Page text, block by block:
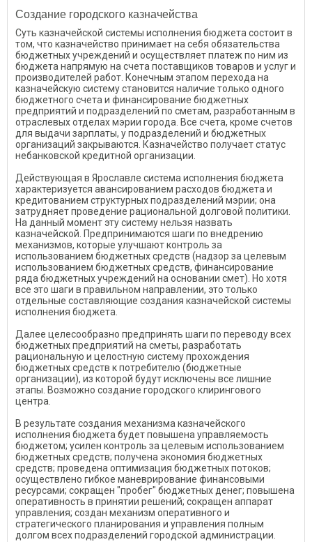
Создание городского казначейства
Суть казначейской системы исполнения бюджета состоит в
том, что казначейство принимает на себя обязательства
бюджетных учреждений и осуществляет платеж по ним из
бюджета напрямую на счета поставщиков товаров и услуг и
производителей работ. Конечным этапом перехода на
казначейскую систему становится наличие только одного
бюджетного счета и финансирование бюджетных
предприятий и подразделений по сметам, разработанным в
отраслевых отделах мэрии города. Все счета, кроме счетов
для выдачи зарплаты, у подразделений и бюджетных
организаций закрываются. Казначейство получает статус
небанковской кредитной организации.
Действующая в Ярославле система исполнения бюджета
характеризуется авансированием расходов бюджета и
кредитованием структурных подразделений мэрии; она
затрудняет проведение рациональной долговой политики.
На данный момент эту систему нельзя назвать
казначейской. Предпринимаются шаги по внедрению
механизмов, которые улучшают контроль за
использованием бюджетных средств (надзор за целевым
использованием бюджетных средств, финансирование
ряда бюджетных учреждений на основании смет). Но хотя
все это шаги в правильном направлении, это только
отдельные составляющие создания казначейской системы
исполнения бюджета.
Далее целесообразно предпринять шаги по переводу всех
бюджетных предприятий на сметы, разработать
рациональную и целостную систему прохождения
бюджетных средств к потребителю (бюджетные
организации), из которой будут исключены все лишние
этапы. Возможно создание городского клирингового
центра.
В результате создания механизма казначейского
исполнения бюджета будет повышена управляемость
бюджетом; усилен контроль за целевым использованием
бюджетных средств; получена экономия бюджетных
средств; проведена оптимизация бюджетных потоков;
осуществлено гибкое маневрирование финансовыми
ресурсами; сокращен "пробег" бюджетных денег; повышена
оперативность в принятии решений; сокращен аппарат
управления; создан механизм оперативного и
стратегического планирования и управления полным
долгом всех подразделений городской администрации.